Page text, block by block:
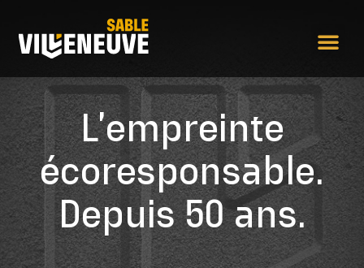
L’empreinte
écoresponsable.
Depuis 50 ans.